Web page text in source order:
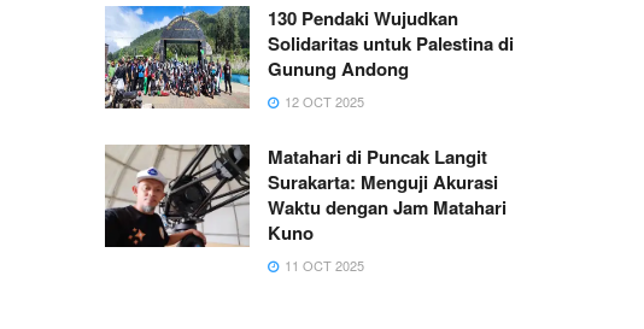
130 Pendaki Wujudkan
Solidaritas untuk Palestina di
Gunung Andong
12 OCT 2025
Matahari di Puncak Langit
Surakarta: Menguji Akurasi
Waktu dengan Jam Matahari
Kuno
11 OCT 2025